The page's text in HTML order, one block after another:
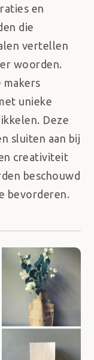
en
die
vertellen
woorden.
makers
unieke
Deze
sluiten aan bij
creativiteit
beschouwd
bevorderen.